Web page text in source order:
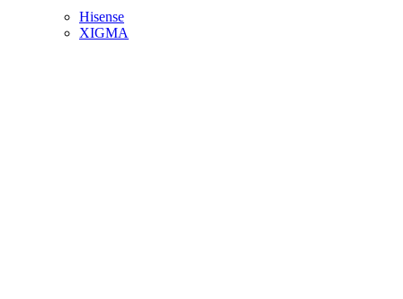
Hisense
XIGMA